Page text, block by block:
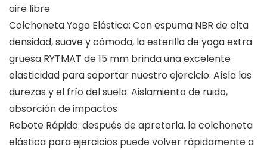
aire libre
Colchoneta Yoga Elástica: Con espuma NBR de alta
densidad, suave y cómoda, la esterilla de yoga extra
gruesa RYTMAT de 15 mm brinda una excelente
elasticidad para soportar nuestro ejercicio. Aísla las
durezas y el frío del suelo. Aislamiento de ruido,
absorción de impactos
Rebote Rápido: después de apretarla, la colchoneta
elástica para ejercicios puede volver rápidamente a